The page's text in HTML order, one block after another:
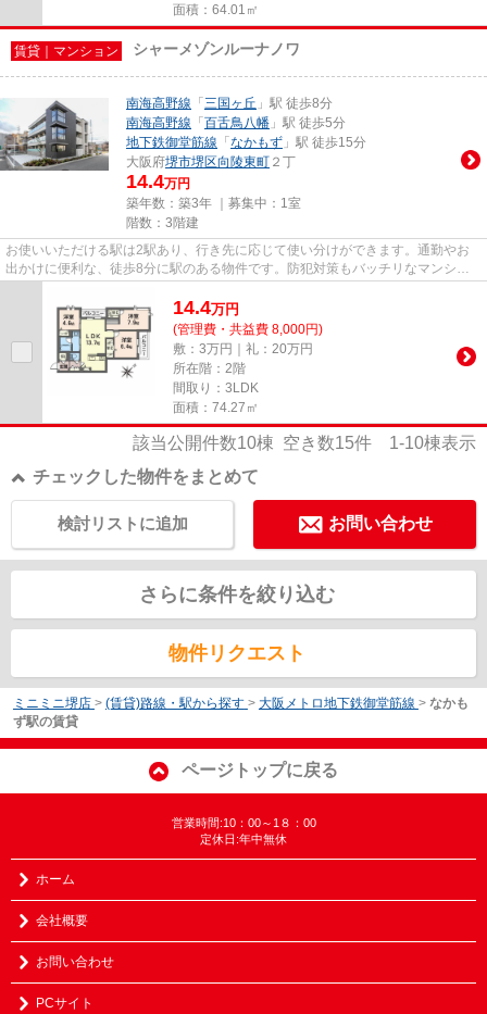
面積：64.01㎡
賃貸｜マンション シャーメゾンルーナノワ
南海高野線 「 三国ヶ丘 」駅 徒歩8分
南海高野線 「 百舌鳥八幡 」駅 徒歩5分
地下鉄御堂筋線 「 なかもず 」駅 徒歩15分
大阪府堺市堺区向陵東町 ２丁
14.4万円
築年数：築3年 ｜募集中： 1室
階数：3階建
お使いいただける駅は2駅あり、行き先に応じて使い分けができます。通勤やお
出かけに便利な、徒歩8分に駅のある物件です。防犯対策もバッチリなマンショ
14.4万円
(管理費・共益費 8,000円)
敷：3万円｜礼：20万円
所在階：2階
間取り：3LDK
面積：74.27㎡
該当公開件数10棟 空き数15件 1-10棟表示
チェックした物件をまとめて
お問い合わせ
検討リストに追加
さらに条件を絞り込む
物件リクエスト
ミニミニ堺店 > (賃貸)路線・駅から探す > 大阪メトロ地下鉄御堂筋線 > なかも
ず駅の賃貸
ページトップに戻る
営業時間:10：00～1８：00
定休日:年中無休
ホーム
会社概要
お問い合わせ
PCサイト